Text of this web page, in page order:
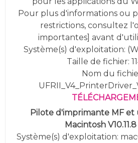
Pour plus d'informations ou
restrictions, consultez
importantes] avant
Système(s) d'exploitation:
Taille de fichier:
Nom du
Pilote d'imprimante MF
Macintosh
Système(s) d'exploitation: